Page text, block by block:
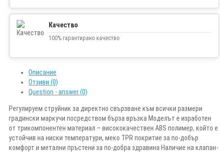
Качество
100% гарантирано качество
Описание
Отзиви (0)
Question - answer (0)
Регулируем струйник за директно свързване към всички размери
градински маркучи посредством бърза връзка Моделът е изработен
от трикомпонентен материал – висококачествен ABS полимер, който е
устойчив на ниски температури, меко TPR покритие за по-добър
комфорт и метални пръстени за по-добра здравина Наличие на клапан-